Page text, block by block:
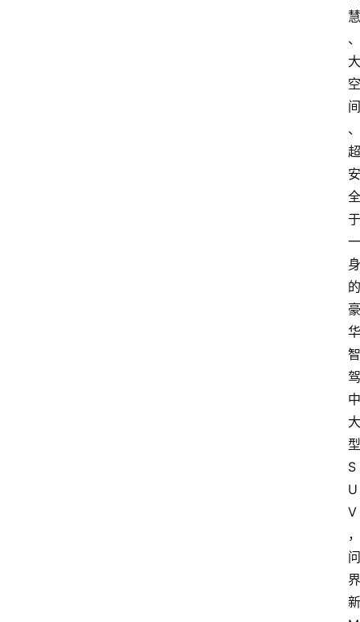
慧
、
大
空
间
、
超
安
全
于
一
身
的
豪
华
智
驾
中
大
型
S
U
V
，
问
界
新